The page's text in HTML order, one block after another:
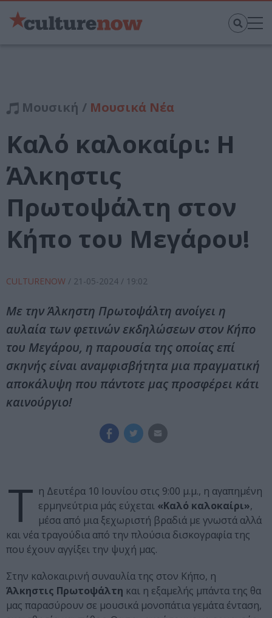
Μουσική / Μουσικά Νέα
Καλό καλοκαίρι: Η
Άλκηστις
Πρωτοψάλτη στον
Κήπο του Μεγάρου!
CULTURENOW / 21-05-2024 / 19:02
Με την Άλκηστη Πρωτοψάλτη ανοίγει η
αυλαία των φετινών εκδηλώσεων στον Κήπο
του Μεγάρου, η παρουσία της οποίας επί
σκηνής είναι αναμφισβήτητα μια πραγματική
αποκάλυψη που πάντοτε μας προσφέρει κάτι
καινούργιο!
Τ η Δευτέρα 10 Ιουνίου στις 9:00 μ.μ., η αγαπημένη
ερμηνεύτρια μάς εύχεται «Καλό καλοκαίρι»,
μέσα από μια ξεχωριστή βραδιά με γνωστά αλλά
και νέα τραγούδια από την πλούσια δισκογραφία της
που έχουν αγγίξει την ψυχή μας.
Στην καλοκαιρινή συναυλία της στον Κήπο, η
Άλκηστις Πρωτοψάλτη και η εξαμελής μπάντα της θα
μας παρασύρουν σε μουσικά μονοπάτια γεμάτα ένταση,